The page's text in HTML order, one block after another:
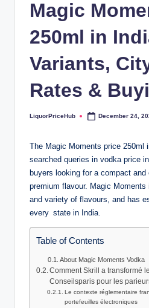
.c
m
Magic
250ml in
Variants,
Rates &
Posted
LiquorPriceHub December 24,
The Magic Moments price 250ml
searched queries in vodka price
buyers looking for a compact
premium flavour. Magic
and variety of flavours, and has
every state in India.
Table of Contents
About Magic Moments Vodka
Comment Skrill a transformé
Conseilsparis pour les
Le contexte réglementaire
portefeuilles électroniques